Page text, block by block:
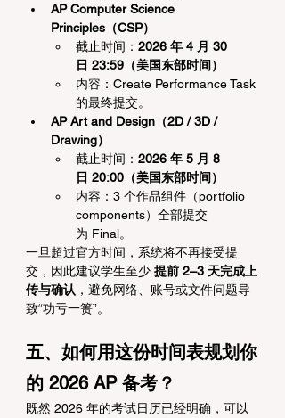
AP Computer Science
Principles（CSP）
截止时间： 2026 年 4 月 30
日 23:59（美国东部时间）
内容：Create Performance Task
的最终提交。
AP Art and Design（2D / 3D /
Drawing）
截止时间： 2026 年 5 月 8
日 20:00（美国东部时间）
内容：3 个作品组件（portfolio
components）全部提交
为 Final。
一旦超过官方时间，系统将不再接受提
交，因此建议学生至少 提前 2–3 天完成上
传与确认 ，避免网络、账号或文件问题导
致“功亏一篑”。
五、如何用这份时间表规划你
的 2026 AP 备考？
既然 2026 年的考试日历已经明确，可以